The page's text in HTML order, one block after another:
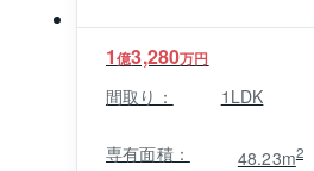
1億3,280万円
間取り： 1LDK
専有面積： 48.23m2